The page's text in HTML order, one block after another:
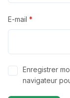
E-mail *
Enregistrer
navigateur